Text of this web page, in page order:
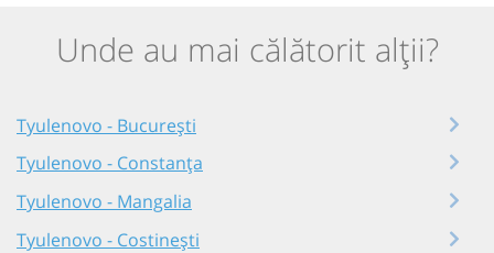
Unde au mai călătorit alții?
Tyulenovo - București
Tyulenovo - Constanța
Tyulenovo - Mangalia
Tyulenovo - Costinești